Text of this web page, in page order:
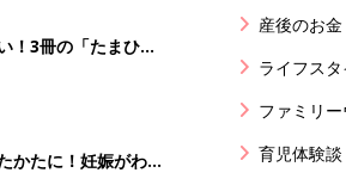
！3冊の「たまひ
かたに！妊娠がわか
産後のお金
ライフス
ファミリ
育児体験談